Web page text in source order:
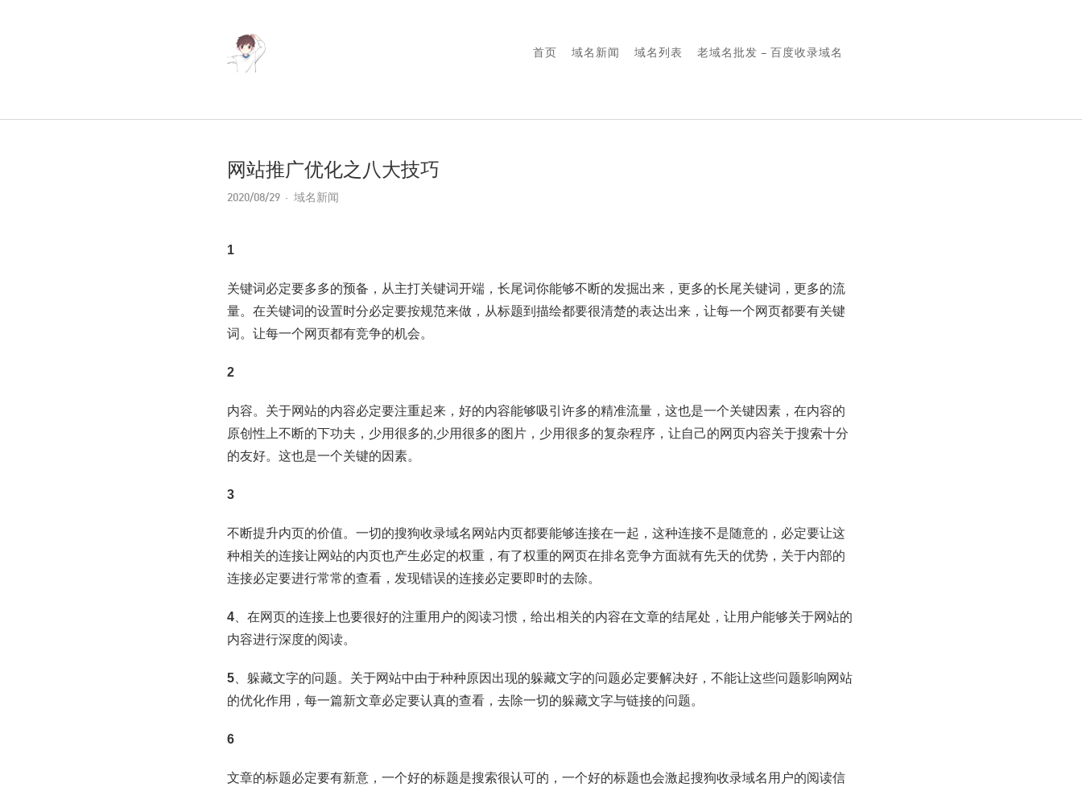
首页 域名新闻 域名列表 老域名批发 – 百度收录域名
网站推广优化之八大技巧
2020/08/29 域名新闻
1
关键词必定要多多的预备，从主打关键词开端，长尾词你能够不断的发掘出来，更多的长尾关键词，更多的流
量。在关键词的设置时分必定要按规范来做，从标题到描绘都要很清楚的表达出来，让每一个网页都要有关键
词。让每一个网页都有竞争的机会。
2
内容。关于网站的内容必定要注重起来，好的内容能够吸引许多的精准流量，这也是一个关键因素，在内容的
原创性上不断的下功夫，少用很多的,少用很多的图片，少用很多的复杂程序，让自己的网页内容关于搜索十分
的友好。这也是一个关键的因素。
3
不断提升内页的价值。一切的搜狗收录域名网站内页都要能够连接在一起，这种连接不是随意的，必定要让这
种相关的连接让网站的内页也产生必定的权重，有了权重的网页在排名竞争方面就有先天的优势，关于内部的
连接必定要进行常常的查看，发现错误的连接必定要即时的去除。
4 、在网页的连接上也要很好的注重用户的阅读习惯，给出相关的内容在文章的结尾处，让用户能够关于网站的
内容进行深度的阅读。
5 、躲藏文字的问题。关于网站中由于种种原因出现的躲藏文字的问题必定要解决好，不能让这些问题影响网站
的优化作用，每一篇新文章必定要认真的查看，去除一切的躲藏文字与链接的问题。
6
文章的标题必定要有新意，一个好的标题是搜索很认可的，一个好的标题也会激起搜狗收录域名用户的阅读信